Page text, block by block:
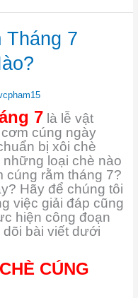
Tháng 7
7là lễ vật
cúng ngày
bị xôi chè
loại chè nào
cúng rằm tháng 7?
Hãy để chúng tôi
việc giải đáp cũng
hiện công đoạn
bài viết dưới
CÚNG